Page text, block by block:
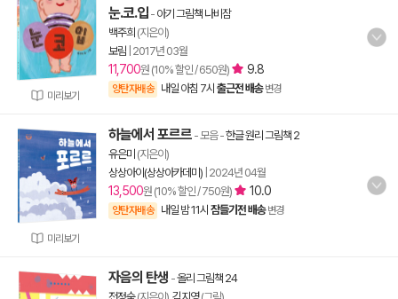
미리보기
눈.코.입 - 아기 그림책 나비잠
백주희 (지은이)
보림 2017년 03월
11,700원 (10% 할인 / 650원) 9.8
양탄자배송 내일 아침 7시 출근전 배송 변경
미리보기
하늘에서 포르르 - 모음-한글 원리 그림책 2
유은미 (지은이)
상상아이(상상아카데미) 2024년 04월
13,500원 (10% 할인 / 750원) 10.0
양탄자배송 내일 밤 11시 잠들기전 배송 변경
자음의 탄생 -올리 그림책 24